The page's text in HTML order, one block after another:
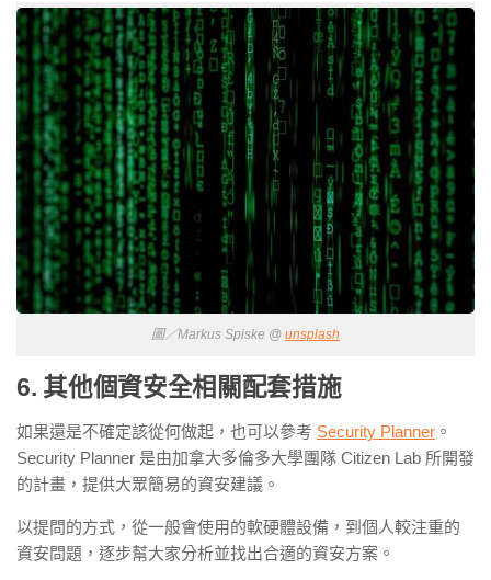
圖／Markus Spiske @ unsplash
6. 其他個資安全相關配套措施
如果還是不確定該從何做起，也可以參考 Security Planner 。
Security Planner 是由加拿大多倫多大學團隊 Citizen Lab 所開發
的計畫，提供大眾簡易的資安建議。
以提問的方式，從一般會使用的軟硬體設備，到個人較注重的
資安問題，逐步幫大家分析並找出合適的資安方案。